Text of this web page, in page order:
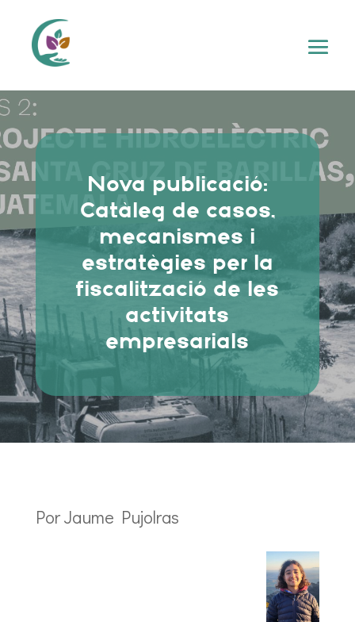
Nova publicació:
Catàleg de casos,
mecanismes i
estratègies per la
fiscalització de les
activitats
empresarials
Por Jaume Pujolras